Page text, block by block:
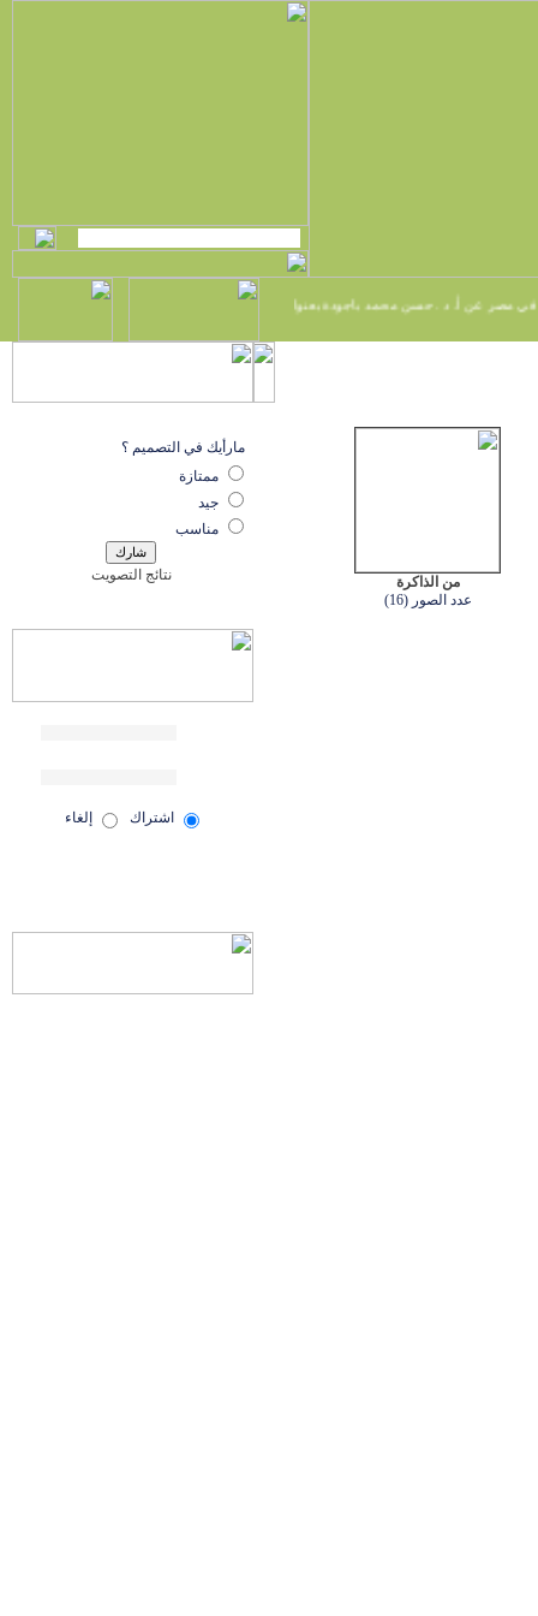
مصر عن أ. د . حسن محمد باجودة بعنوان ▪
من الذاكرة
عدد الصور (16)
مارأيك في التصميم ؟
ممتازة
جيد
مناسب
نتائج التصويت
اشتراك إلغاء